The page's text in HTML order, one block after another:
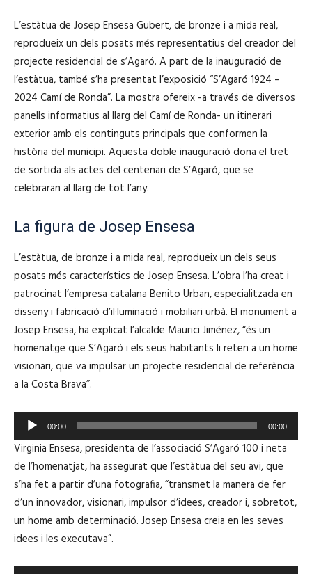
L’estàtua de Josep Ensesa Gubert, de bronze i a mida real,
reprodueix un dels posats més representatius del creador del
projecte residencial de s’Agaró. A part de la inauguració de
l’estàtua, també s’ha presentat l’exposició “S’Agaró 1924 –
2024 Camí de Ronda”. La mostra ofereix -a través de diversos
panells informatius al llarg del Camí de Ronda- un itinerari
exterior amb els continguts principals que conformen la
història del municipi. Aquesta doble inauguració dona el tret
de sortida als actes del centenari de S’Agaró, que se
celebraran al llarg de tot l’any.
La figura de Josep Ensesa
L’estàtua, de bronze i a mida real, reprodueix un dels seus
posats més característics de Josep Ensesa. L’obra l’ha creat i
patrocinat l’empresa catalana Benito Urban, especialitzada en
disseny i fabricació d’il·luminació i mobiliari urbà. El monument a
Josep Ensesa, ha explicat l’alcalde Maurici Jiménez, “és un
homenatge que S’Agaró i els seus habitants li reten a un home
visionari, que va impulsar un projecte residencial de referència
a la Costa Brava”.
e
p
r
o
d
u
c
t
00:00 00:00
Virginia Ensesa, presidenta de l’associació S’Agaró 100 i neta
de l’homenatjat, ha assegurat que l’estàtua del seu avi, que
s’ha fet a partir d’una fotografia, “transmet la manera de fer
d’un innovador, visionari, impulsor d’idees, creador i, sobretot,
un home amb determinació. Josep Ensesa creia en les seves
idees i les executava”.